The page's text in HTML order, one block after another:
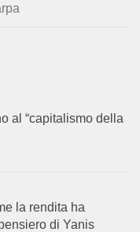
al “capitalismo della
la rendita ha
di Yanis